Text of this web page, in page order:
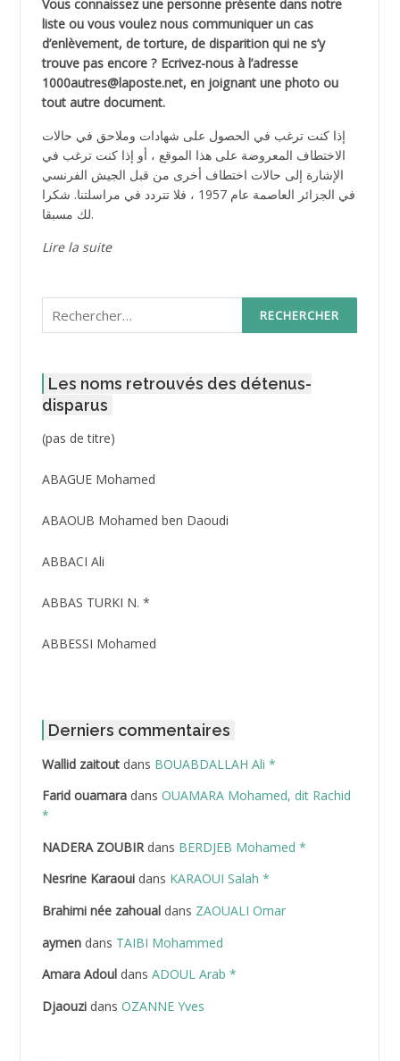
Vous connaissez une personne présente dans notre
liste ou vous voulez nous communiquer un cas
d’enlèvement, de torture, de disparition qui ne s’y
trouve pas encore ? Ecrivez-nous à l’adresse
1000autres@laposte.net, en joignant une photo ou
tout autre document.
إذا كنت ترغب في الحصول على شهادات وملاحق في حالات
الاختطاف المعروضة على هذا الموقع ، أو إذا كنت ترغب في
الإشارة إلى حالات اختطاف أخرى من قبل الجيش الفرنسي
في الجزائر العاصمة عام 1957 ، فلا تتردد في مراسلتنا. شكرا
لك مسبقا.
Lire la suite
Rechercher :
Les noms retrouvés des détenus-
disparus
(pas de titre)Post
3416
ABAGUE Mohamed
ABAOUB Mohamed ben Daoudi
ABBACI Ali
ABBAS TURKI N. *
ABBESSI Mohamed
ABDAT Amar
ABDEDDAIM Hamid
ABDELAZIZ Mohamed
ABDELHAFID Lakhdar
ABDELLI Mohamed
ABDELLI Mohamed *
Derniers commentaires
Wallid zaitoutdans BOUABDALLAH Ali *
Farid ouamaradans OUAMARA Mohamed, dit Rachid
*
NADERA ZOUBIRdans BERDJEB Mohamed *
Nesrine Karaouidans KARAOUI Salah *
Brahimi née zahoualdans ZAOUALI Omar
aymendans TAIBI Mohammed
Amara Adouldans ADOUL Arab *
Djaouzidans OZANNE Yves